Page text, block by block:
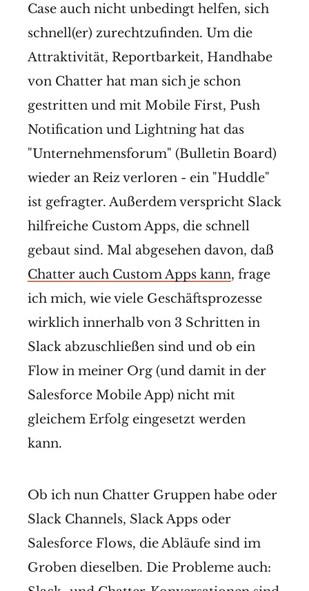
Case auch nicht unbedingt helfen, sich
schnell(er) zurechtzufinden. Um die
Attraktivität, Reportbarkeit, Handhabe
von Chatter hat man sich je schon
gestritten und mit Mobile First, Push
Notification und Lightning hat das
"Unternehmensforum" (Bulletin Board)
wieder an Reiz verloren - ein "Huddle"
ist gefragter. Außerdem verspricht Slack
hilfreiche Custom Apps, die schnell
gebaut sind. Mal abgesehen davon, daß
Chatter auch Custom Apps kann, frage
ich mich, wie viele Geschäftsprozesse
wirklich innerhalb von 3 Schritten in
Slack abzuschließen sind und ob ein
Flow in meiner Org (und damit in der
Salesforce Mobile App) nicht mit
gleichem Erfolg eingesetzt werden
kann.
Ob ich nun Chatter Gruppen habe oder
Slack Channels, Slack Apps oder
Salesforce Flows, die Abläufe sind im
Groben dieselben. Die Probleme auch: